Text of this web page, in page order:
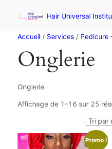
Hair Universal
Accueil/ Services/ Pedicure
Onglerie
Onglerie
Affichage de 1–16 sur 25
Promo !